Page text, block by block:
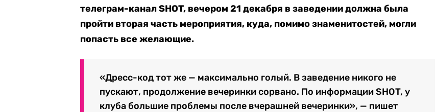
телеграм-канал SHOT, вечером 21 декабря в заведении должна была
пройти вторая часть мероприятия, куда, помимо знаменитостей, могли
попасть все желающие.
«Дресс-код тот же — максимально голый. В заведение никого не
пускают, продолжение вечеринки сорвано. По информации SHOT, у
клуба большие проблемы после вчерашней вечеринки», — пишет